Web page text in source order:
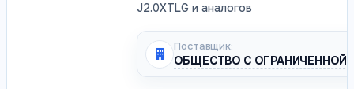
J2.0XTLG и аналогов
Поставщик:
ОБЩЕСТВО С ОГРАНИЧЕННОЙ